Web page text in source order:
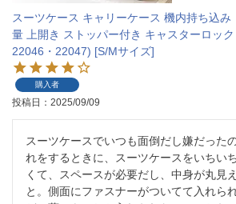
スーツケース キャリーケース 機内持ち込
量 上開き ストッパー付き キャスターロッ
22046・22047) [S/Mサイズ]
購入者
投稿日 2025/09/09
スーツケースでいつも面倒だし嫌だった
れをするときに、スーツケースをいちい
くて、スペースが必要だし、中身が丸見
と。側面にファスナーがついてて入れら